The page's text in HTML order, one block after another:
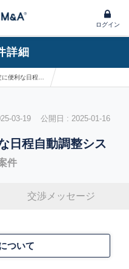
ログイン
詳細
03-19 公開日 : 2025-01-16
日程自動調整シス
件
交渉メッセージ
ついて